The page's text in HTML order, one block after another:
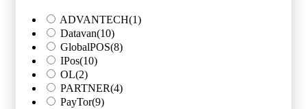
ADVANTECH(1)
Datavan(10)
GlobalPOS(8)
IPos(10)
OL(2)
PARTNER(4)
PayTor(9)